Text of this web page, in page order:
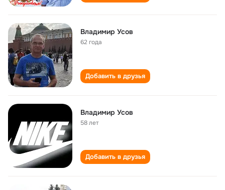
Владимир Усов
62 года
Добавить в друзья
Владимир Усов
58 лет
Добавить в друзья